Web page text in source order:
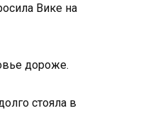
Вике на
дороже.
стояла в